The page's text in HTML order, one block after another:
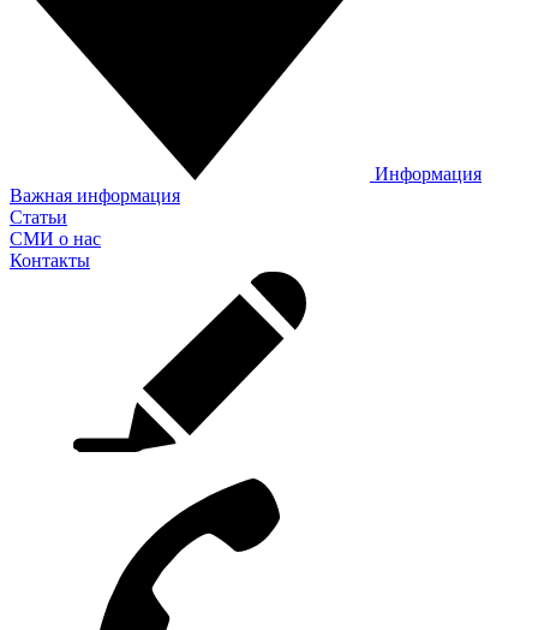
Информация
Важная информация
Статьи
СМИ о нас
Контакты